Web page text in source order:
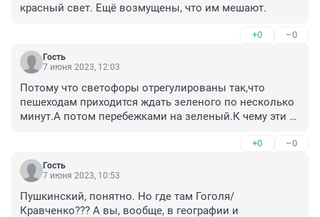
красный свет. Ещё возмущены, что им мешают.
+0 –0
Гость
7 июня 2023, 12:03
Потому что светофоры отрегулированы так,что
пешеходам приходится ждать зеленого по несколько
минут.А потом перебежками на зеленый.К чему эти
улицах,чтобы перейти улицу по которой одна машина
в час проходит.Шедевр : установка пешеходного
светофора у въездных ворот Дрожзавода.Этому
+0 –0
Гость
7 июня 2023, 10:53
Пушкинский, понятно. Но где там Гоголя/
Кравченко??? А вы, вообще, в географии и